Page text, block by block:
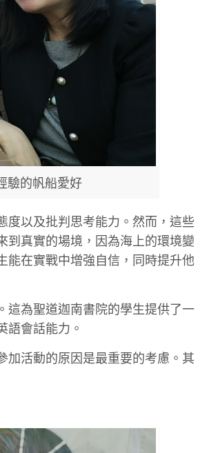
驗的帆船愛好
度以及批判思考能力。然而，這些
到真實的場境，因為海上的環境變
能在實戰中增強自信，同時提升他
這為聖道迦南書院的學生提供了一
語會話能力。
加活動的原因是最重要的考慮。其